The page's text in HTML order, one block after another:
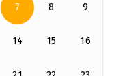
7 8 9
14 15 16